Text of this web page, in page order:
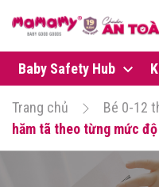
Baby Safety Hub
Trang chủ Bé 0-12
hăm tã theo từng mức